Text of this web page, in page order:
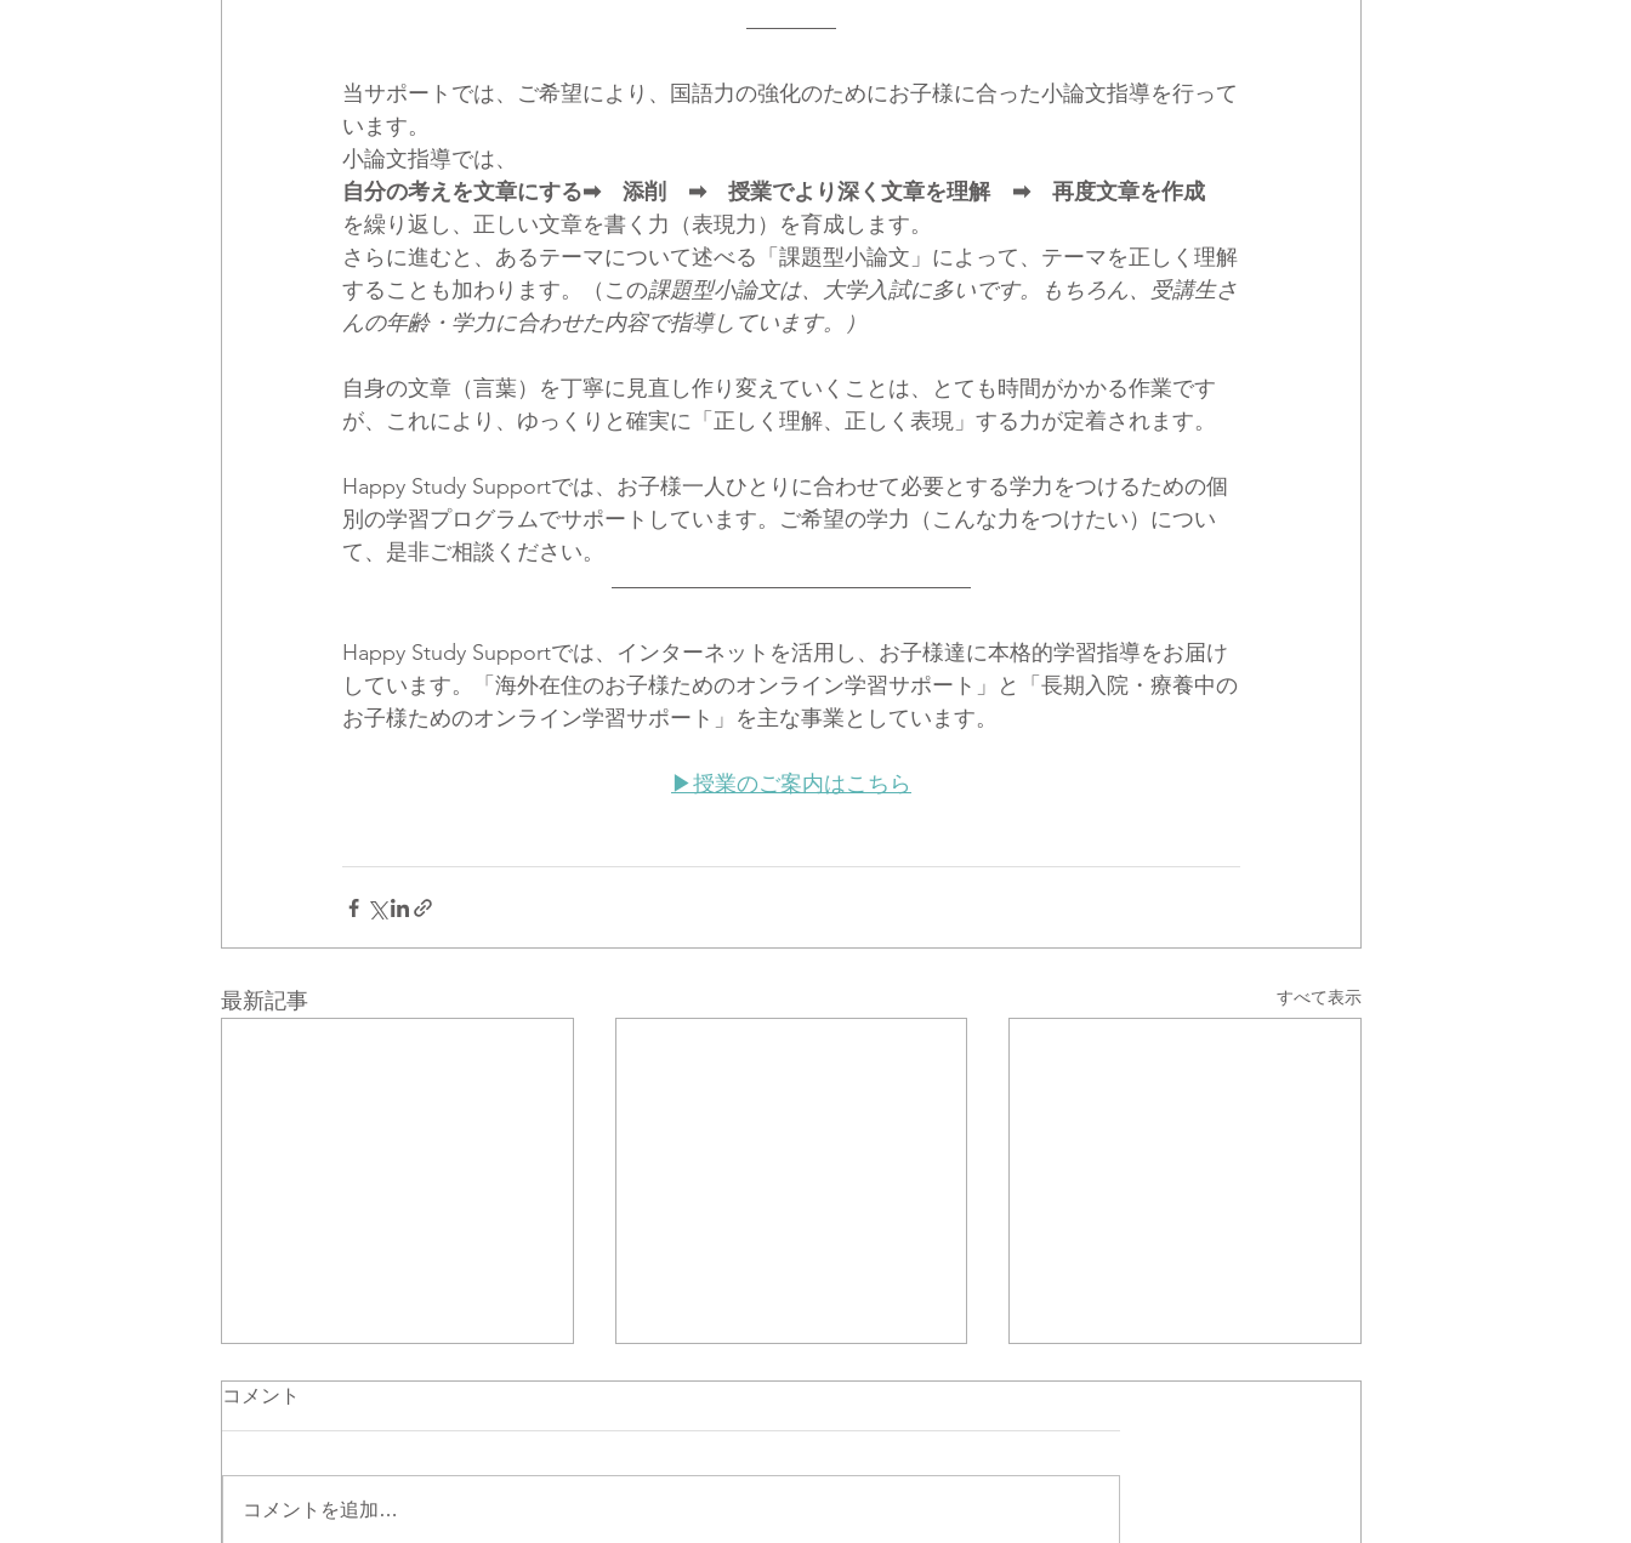
当サポートでは、ご希望により、国語力の強化のためにお子様に合った小論文指導を行って
います。
小論文指導では、
自分の考えを文章にする➡　添削　➡　授業でより深く文章を理解　➡　再度文章を作成
を繰り返し、正しい文章を書く力（表現力）を育成します。
さらに進むと、あるテーマについて述べる「課題型小論文」によって、テーマを正しく理解
することも加わります。（この課題型小論文は、大学入試に多いです。もちろん、受講生さ
んの年齢・学力に合わせた内容で指導しています。）
自身の文章（言葉）を丁寧に見直し作り変えていくことは、とても時間がかかる作業です
が、これにより、ゆっくりと確実に「正しく理解、正しく表現」する力が定着されます。
Happy Study Supportでは、お子様一人ひとりに合わせて必要とする学力をつけるための個
別の学習プログラムでサポートしています。ご希望の学力（こんな力をつけたい）につい
て、是非ご相談ください。
Happy Study Supportでは、インターネットを活用し、お子様達に本格的学習指導をお届け
しています。「海外在住のお子様ためのオンライン学習サポート」と「長期入院・療養中の
お子様ためのオンライン学習サポート」を主な事業としています。
▶︎授業のご案内はこちら
最新記事 すべて表示
コメント
コメントを追加…